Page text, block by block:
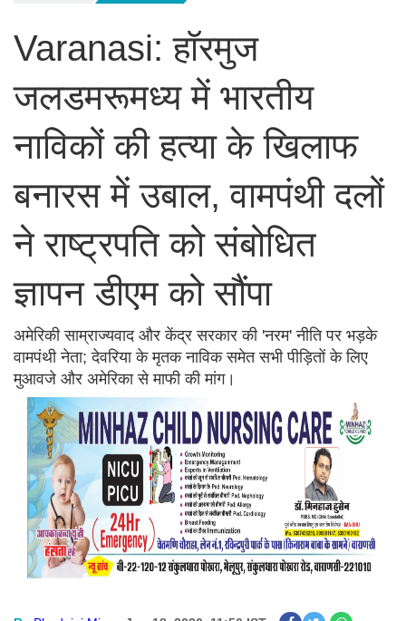
Varanasi: हॉरमुज
जलडमरूमध्य में भारतीय
नाविकों की हत्या के खिलाफ
बनारस में उबाल, वामपंथी दलों
ने राष्ट्रपति को संबोधित
ज्ञापन डीएम को सौंपा
अमेरिकी साम्राज्यवाद और केंद्र सरकार की 'नरम' नीति पर भड़के
वामपंथी नेता; देवरिया के मृतक नाविक समेत सभी पीड़ितों के लिए
मुआवजे और अमेरिका से माफी की मांग।